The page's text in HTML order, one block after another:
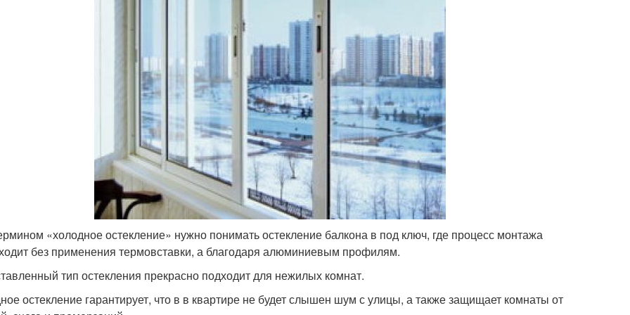
«холодное остекление» нужно понимать остекление балкона в под ключ, где процесс монтажа
без применения термовставки, а благодаря алюминиевым профилям.
тип остекления прекрасно подходит для нежилых комнат.
остекление гарантирует, что в в квартире не будет слышен шум с улицы, а также защищает комнаты от